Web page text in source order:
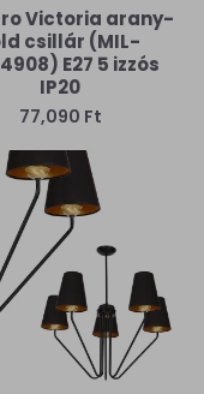
Victoria arany-
csillár (MIL-
E27 5 izzós
IP20
77,090 Ft